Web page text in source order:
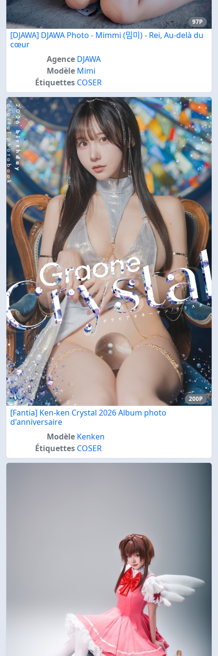
97P
[DJAWA] DJAWA Photo - Mimmi (밈미) - Rei, Au-delà du
cœur
Agence DJAWA
Modèle Mimi
Étiquettes COSER
200P
[Fantia] Ken-ken Crystal 2026 Album photo
d'anniversaire
Modèle Kenken
Étiquettes COSER